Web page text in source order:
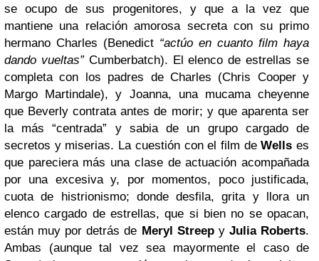
se ocupo de sus progenitores, y que a la vez que
mantiene una relación amorosa secreta con su primo
hermano Charles (Benedict “actúo en cuanto film haya
dando vueltas”Cumberbatch). El elenco de estrellas se
completa con los padres de Charles (Chris Cooper y
Margo Martindale), y Joanna, una mucama cheyenne
que Beverly contrata antes de morir; y que aparenta ser
la más “centrada” y sabia de un grupo cargado de
secretos y miserias. La cuestión con el film deWells es
que pareciera más una clase de actuación acompañada
por una excesiva y, por momentos, poco justificada,
cuota de histrionismo; donde desfila, grita y llora un
elenco cargado de estrellas, que si bien no se opacan,
están muy por detrás de Meryl Streepy Julia Roberts.
Ambas (aunque tal vez sea mayormente el caso de